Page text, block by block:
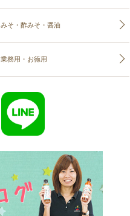
みそ・酢みそ・醤油
業務用・お徳用